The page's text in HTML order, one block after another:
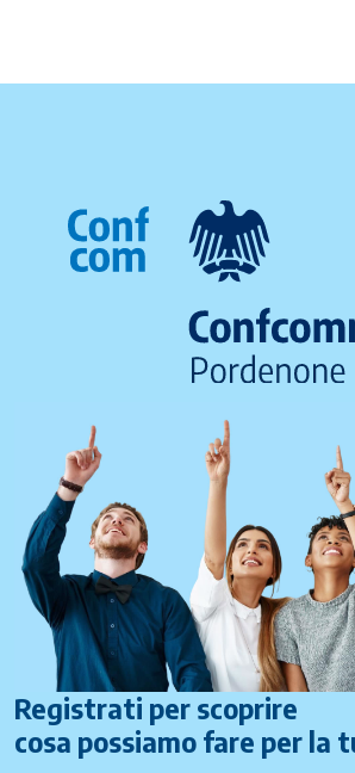
Registrati per scoprire
cosa possiamo fare per